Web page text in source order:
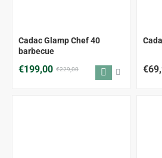
Cadac Glamp Chef 40
barbecue
€199,00 €229,00